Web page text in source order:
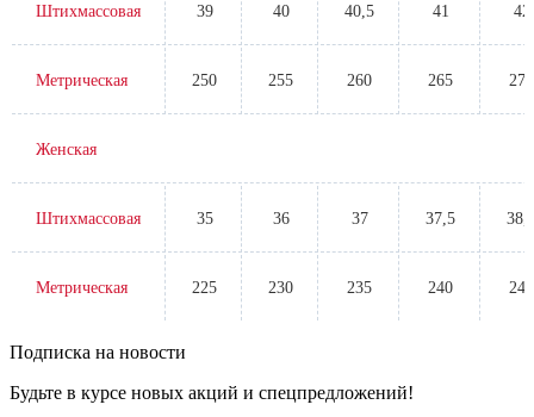
Штихмассовая 39 40 40,5 41 42
Метрическая 250 255 260 265 270
Женская
Штихмассовая 35 36 37 37,5
Метрическая 225 230 235 240 245
Подписка на новости
Будьте в курсе новых акций и спецпредложений!